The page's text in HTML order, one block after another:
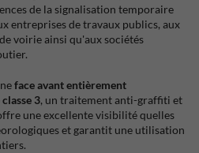
de la signalisation temporaire
entreprises de travaux publics, aux
voirie ainsi qu'aux sociétés
face avant entièrement
3, un traitement anti-graffiti et
une excellente visibilité quelles
et garantit une utilisation